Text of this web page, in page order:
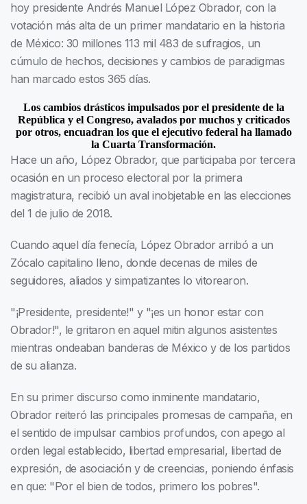
hoy presidente Andrés Manuel López Obrador, con la
votación más alta de un primer mandatario en la historia
de México: 30 millones 113 mil 483 de sufragios, un
cúmulo de hechos, decisiones y cambios de paradigmas
han marcado estos 365 días.
Los cambios drásticos impulsados por el presidente de la
República y el Congreso, avalados por muchos y criticados
por otros, encuadran los que el ejecutivo federal ha llamado
la Cuarta Transformación.
Hace un año, López Obrador, que participaba por tercera
ocasión en un proceso electoral por la primera
magistratura, recibió un aval inobjetable en las elecciones
del 1 de julio de 2018.
Cuando aquel día fenecía, López Obrador arribó a un
Zócalo capitalino lleno, donde decenas de miles de
seguidores, aliados y simpatizantes lo vitorearon.
"¡Presidente, presidente!" y "¡es un honor estar con
Obrador!", le gritaron en aquel mitin algunos asistentes
mientras ondeaban banderas de México y de los partidos
de su alianza.
En su primer discurso como inminente mandatario,
Obrador reiteró las principales promesas de campaña, en
el sentido de impulsar cambios profundos, con apego al
orden legal establecido, libertad empresarial, libertad de
expresión, de asociación y de creencias, poniendo énfasis
en que: "Por el bien de todos, primero los pobres".